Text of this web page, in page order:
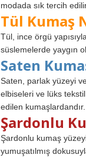
modada sık tercih
Tül Kumaş
Tül, ince örgü
süslemelerde yaygın
Saten
Saten, parlak yüzeyi
elbiseleri ve lüks
edilen kumaşlardandır.
Şardonlu
Şardonlu kumaş
yumuşatılmış